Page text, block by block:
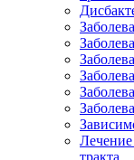
тракта